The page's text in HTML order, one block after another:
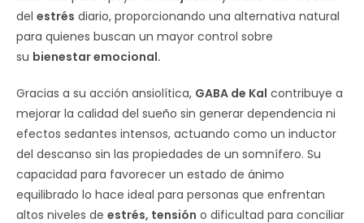
del estrés diario, proporcionando una alternativa natural
para quienes buscan un mayor control sobre
su bienestar emocional.
Gracias a su acción ansiolítica, GABA de Kal contribuye a
mejorar la calidad del sueño sin generar dependencia ni
efectos sedantes intensos, actuando como un inductor
del descanso sin las propiedades de un somnífero. Su
capacidad para favorecer un estado de ánimo
equilibrado lo hace ideal para personas que enfrentan
altos niveles de estrés, tensión o dificultad para conciliar